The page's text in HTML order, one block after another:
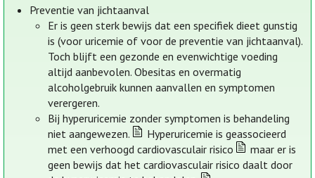
Preventie van jichtaanval
Er is geen sterk bewijs dat een specifiek dieet gunstig
is (voor uricemie of voor de preventie van jichtaanval).
Toch blijft een gezonde en evenwichtige voeding
altijd aanbevolen. Obesitas en overmatig
alcoholgebruik kunnen aanvallen en symptomen
verergeren.
Bij hyperuricemie zonder symptomen is behandeling
niet aangewezen.
Hyperuricemie is geassocieerd
met een verhoogd cardiovasculair risico
maar er is
geen bewijs dat het cardiovasculair risico daalt door